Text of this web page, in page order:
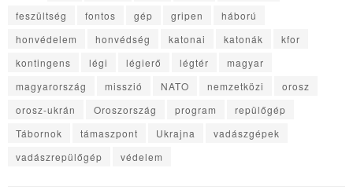
feszültség
fontos gép gripen
háború
honvédelem
honvédség katonai katonák
kfor
kontingens
légi légierő légtér
magyar
magyarország
misszió NATO nemzetközi
orosz
orosz-ukrán
Oroszország program
repülőgép
Tábornok
támaszpont Ukrajna
vadászgépek
vadászrepülőgép
védelem